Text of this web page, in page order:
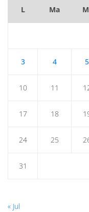
L Ma
3 4 5
10 11
17 18
24 25
31
« Jul